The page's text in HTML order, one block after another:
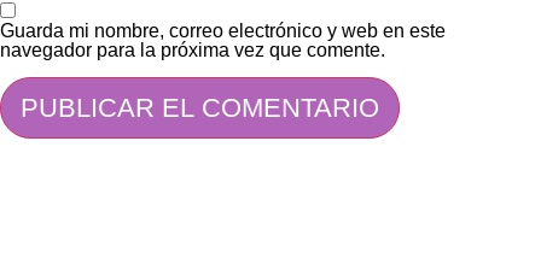
Guarda mi nombre, correo electrónico y web en este
navegador para la próxima vez que comente.